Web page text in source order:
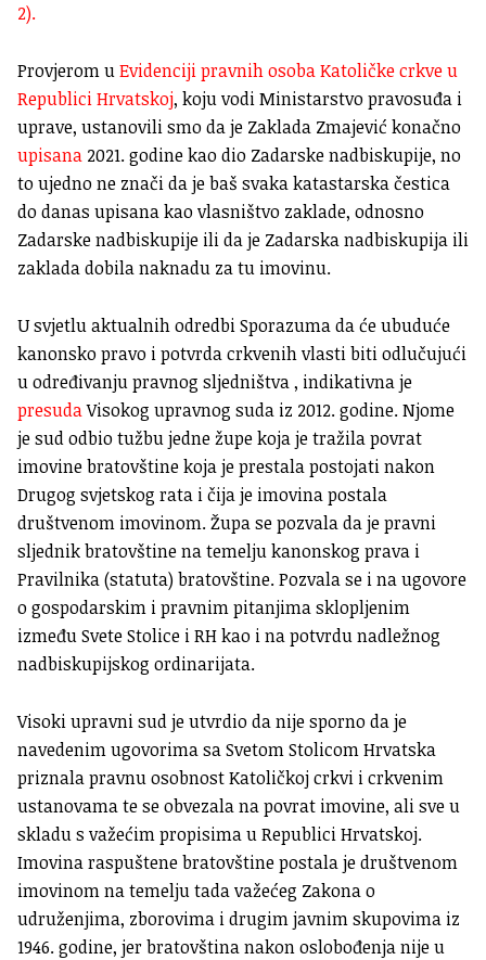
2).
Provjerom uEvidenciji pravnih osoba Katoličke crkve u
Republici Hrvatskoj, koju vodi Ministarstvo pravosuđa i
uprave, ustanovili smo da je Zaklada Zmajević konačno
upisana 2021. godine kao dio Zadarske nadbiskupije, no
to ujedno ne znači da je baš svaka katastarska čestica
do danas upisana kao vlasništvo zaklade, odnosno
Zadarske nadbiskupije ili da je Zadarska nadbiskupija ili
zaklada dobila naknadu za tu imovinu.
U svjetlu aktualnih odredbi Sporazuma da će ubuduće
kanonsko pravo i potvrda crkvenih vlasti biti odlučujući
u određivanju pravnog sljedništva , indikativna je
presudaVisokog upravnog suda iz 2012. godine. Njome
je sud odbio tužbu jedne župe koja je tražila povrat
imovine bratovštine koja je prestala postojati nakon
Drugog svjetskog rata i čija je imovina postala
društvenom imovinom. Župa se pozvala da je pravni
sljednik bratovštine na temelju kanonskog prava i
Pravilnika (statuta) bratovštine. Pozvala se i na ugovore
o gospodarskim i pravnim pitanjima sklopljenim
između Svete Stolice i RH kao i na potvrdu nadležnog
nadbiskupijskog ordinarijata.
Visoki upravni sud je utvrdio da nije sporno da je
navedenim ugovorima sa Svetom Stolicom Hrvatska
priznala pravnu osobnost Katoličkoj crkvi i crkvenim
ustanovama te se obvezala na povrat imovine, ali sve u
skladu s važećim propisima u Republici Hrvatskoj.
Imovina raspuštene bratovštine postala je društvenom
imovinom na temelju tada važećeg Zakona o
udruženjima, zborovima i drugim javnim skupovima iz
1946. godine, jer bratovština nakon oslobođenja nije u